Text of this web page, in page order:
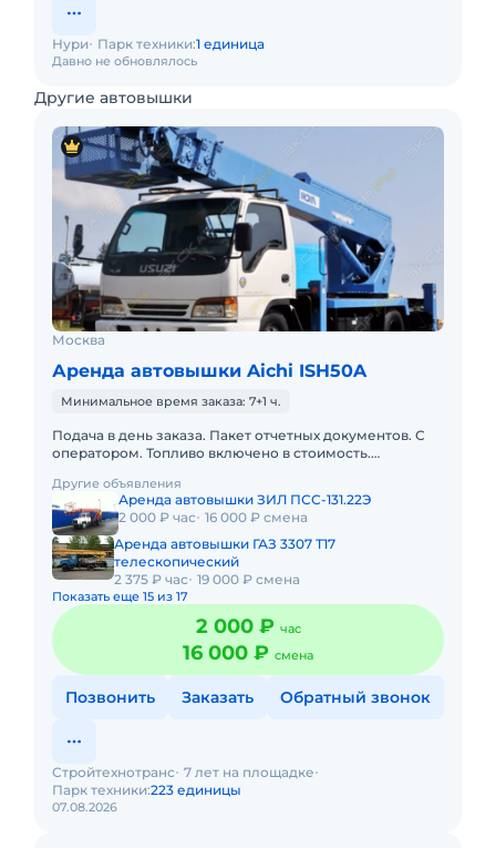
Давно не обновлялось
Нури Парк техники:1 единица
Другие автовышки
Москва
Аренда автовышки Aichi ISH50A
Минимальное время заказа: 7+1 ч.
Подача в день заказа. Пакет отчетных документов. С
оператором. Топливо включено в стоимость.
с малой наработк
Другие объявления
Аренда автовышки ЗИЛ ПСС-131.22Э
2 000 ₽ час 16 000 ₽ смена
Аренда автовышки ГАЗ 3307 Т17
телескопический
2 375 ₽ час
19 000 ₽ смена
Показать еще 15 из 17
2 000 ₽ час
16 000 ₽ смена
Позвонить Заказать Обратный звонок
07.08.2026
Стройтехнотранс 7 лет на площадке
Парк техники:223 единицы